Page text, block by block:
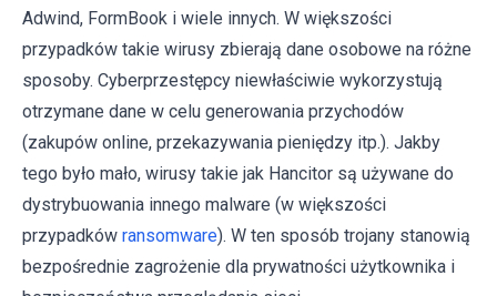
Adwind, FormBook i wiele innych. W większości
przypadków takie wirusy zbierają dane osobowe na różne
sposoby. Cyberprzestępcy niewłaściwie wykorzystują
otrzymane dane w celu generowania przychodów
(zakupów online, przekazywania pieniędzy itp.). Jakby
tego było mało, wirusy takie jak Hancitor są używane do
dystrybuowania innego malware (w większości
przypadków ransomware). W ten sposób trojany stanowią
bezpośrednie zagrożenie dla prywatności użytkownika i